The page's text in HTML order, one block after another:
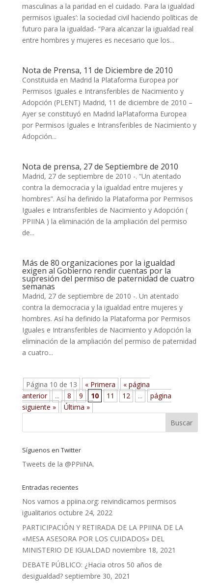
masculinas a la paridad en el cuidado. Para la igualdad
permisos iguales’: la sociedad civil haciendo políticas de
futuro para la igualdad- “Para alcanzar la igualdad real
entre hombres y mujeres es necesario que los...
Nota de Prensa, 11 de Diciembre de 2010
Constituida en Madrid la Plataforma Europea por
Permisos Iguales e Intransferibles de Nacimiento y
Adopción (PLENT) Madrid, 11 de diciembre de 2010 –
Ayer se constituyó en Madrid laPlataforma Europea
por Permisos Iguales e Intransferibles de Nacimiento y
Adopción...
Nota de prensa, 27 de Septiembre de 2010
Madrid, 27 de septiembre de 2010 -. “Un atentado
contra la democracia y la igualdad entre mujeres y
hombres”. Así ha definido la Plataforma por Permisos
Iguales e Intransferibles de Nacimiento y Adopción (
PPIINA ) la eliminación de la ampliación del permiso
de...
Más de 80 organizaciones por la igualdad
exigen al Gobierno rendir cuentas por la
supresión del permiso de paternidad de cuatro
semanas
Madrid, 27 de septiembre de 2010 -. Un atentado
contra la democracia y la igualdad entre mujeres y
hombres. Así ha definido la Plataforma por Permisos
Iguales e Intransferibles de Nacimiento y Adopción la
eliminación de la ampliación del permiso de paternidad
a cuatro...
Página 10 de 13 « Primera
« página
anterior
... 8 9 10 11 12 ...
página
siguiente »
Última »
Síguenos en Twitter
Tweets de la @PPiiNA.
Entradas recientes
Nos vamos a ppiina.org: reivindicamos permisos
igualitarios octubre 24, 2022
PARTICIPACIÓN Y RETIRADA DE LA PPIINA DE LA
«MESA ASESORA POR LOS CUIDADOS» DEL
MINISTERIO DE IGUALDAD noviembre 18, 2021
DEBATE PÚBLICO: ¿Hacia otros 50 años de
desigualdad? septiembre 30, 2021